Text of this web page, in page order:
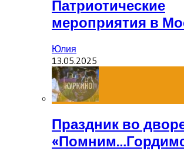
Патриотические
мероприятия в
Юлия
13.05.2025
Праздник во